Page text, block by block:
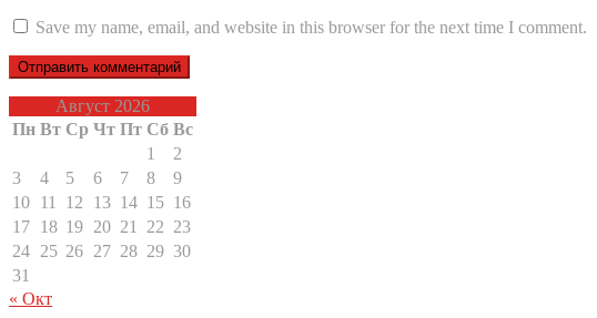
Save my name, email, and website in this browser for the next time I comment.
Август 2026
Пн Вт Ср Чт Пт Сб Вс
1
2
3
4 5 6 7 8
9
10 11 12 13 14 15 16
17 18 19 20 21 22 23
24 25 26 27 28 29 30
31
« Окт